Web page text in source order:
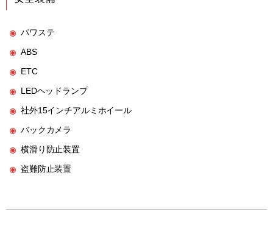
パワステ
ABS
ETC
LEDヘッドランプ
社外15インチアルミホイール
バックカメラ
横滑り防止装置
盗難防止装置